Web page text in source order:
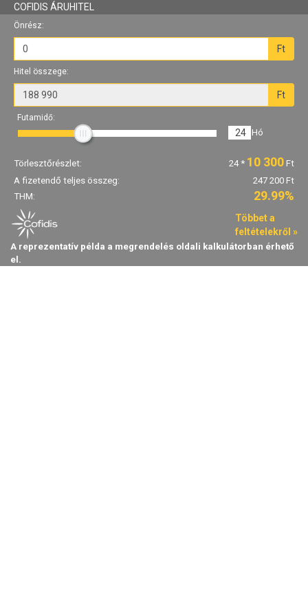
COFIDIS ÁRUHITEL
Önrész:
Ft
Hitel összege:
Ft
Futamidő:
24 Hó
Törlesztőrészlet: 24* 10 300 Ft
A fizetendő teljes összeg:
247 200 Ft
THM:
29.99%
Többet a
feltételekről »
A reprezentatív példa a megrendelés oldali kalkulátorban érhető
el.